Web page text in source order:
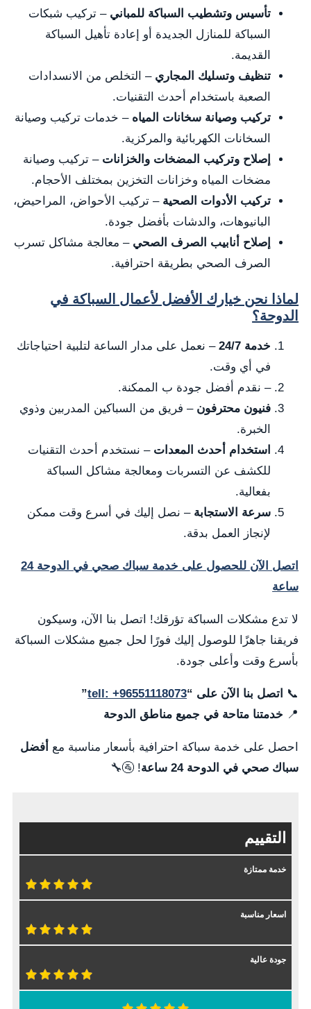
تأسيس وتشطيب السباكة للمباني – تركيب شبكات
السباكة للمنازل الجديدة أو إعادة تأهيل السباكة
القديمة.
تنظيف وتسليك المجاري – التخلص من الانسدادات
الصعبة باستخدام أحدث التقنيات.
تركيب وصيانة سخانات المياه – خدمات تركيب وصيانة
السخانات الكهربائية والمركزية.
إصلاح وتركيب المضخات والخزانات – تركيب وصيانة
مضخات المياه وخزانات التخزين بمختلف الأحجام.
تركيب الأدوات الصحية – تركيب الأحواض، المراحيض،
البانيوهات، والدشات بأفضل جودة.
إصلاح أنابيب الصرف الصحي – معالجة مشاكل تسرب
الصرف الصحي بطريقة احترافية.
لماذا نحن خيارك الأفضل لأعمال السباكة في
الدوحة؟
خدمة 24/7
– نعمل على مدار الساعة لتلبية احتياجاتك
في أي وقت.
– نقدم أفضل جودة ب الممكنة.
فنيون محترفون – فريق من السباكين المدربين وذوي
الخبرة.
استخدام أحدث المعدات – نستخدم أحدث التقنيات
للكشف عن التسربات ومعالجة مشاكل السباكة
بفعالية.
سرعة الاستجابة – نصل إليك في أسرع وقت ممكن
لإنجاز العمل بدقة.
اتصل الآن للحصول على خدمة سباك صحي في الدوحة 24
ساعة
لا تدع مشكلات السباكة تؤرقك! اتصل بنا الآن، وسيكون
فريقنا جاهزًا للوصول إليك فورًا لحل جميع مشكلات السباكة
بأسرع وقت وأعلى جودة.
📞 اتصل بنا الآن على “tell: +96551118073
”
📍 خدمتنا متاحة في جميع مناطق الدوحة
احصل على خدمة سباكة احترافية بأسعار مناسبة مع أفضل
سباك صحي في الدوحة 24 ساعة
! 🚰🔧
التقييم
خدمة ممتازة
اسعار مناسبة
جودة عالية